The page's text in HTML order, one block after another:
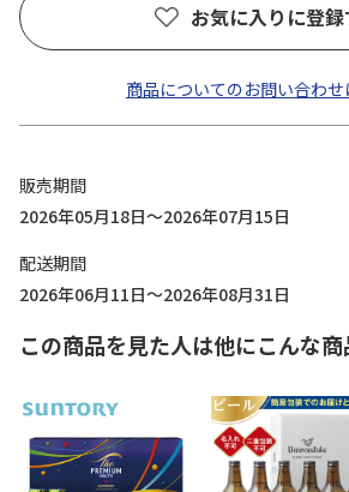
お気に入りに登録
商品についてのお問い合わせ
販売期間
2026年05月18日～2026年07月15日
配送期間
2026年06月11日～2026年08月31日
この商品を見た人は他にこんな